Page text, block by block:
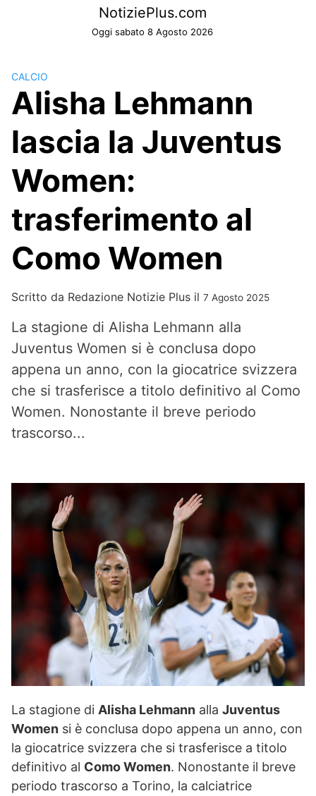
NotiziePlus.com
Oggi sabato 8 Agosto 2026
CALCIO
Alisha Lehmann
lascia la Juventus
Women:
trasferimento al
Como Women
Scritto da Redazione Notizie Plus il 7 Agosto 2025
La stagione di Alisha Lehmann alla
Juventus Women si è conclusa dopo
appena un anno, con la giocatrice svizzera
che si trasferisce a titolo definitivo al Como
Women. Nonostante il breve periodo
trascorso...
La stagione di Alisha Lehmann alla Juventus
Women si è conclusa dopo appena un anno, con
la giocatrice svizzera che si trasferisce a titolo
definitivo al Como Women. Nonostante il breve
periodo trascorso a Torino, la calciatrice